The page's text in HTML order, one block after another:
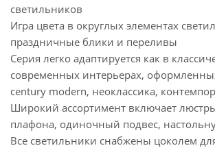
светильников
Игра цвета в округлых элементах
праздничные блики и переливы
Серия легко адаптируется как в
современных интерьерах,
century modern, неоклассика,
Широкий ассортимент включает
плафона, одиночный подвес,
Все светильники снабжены цоколем